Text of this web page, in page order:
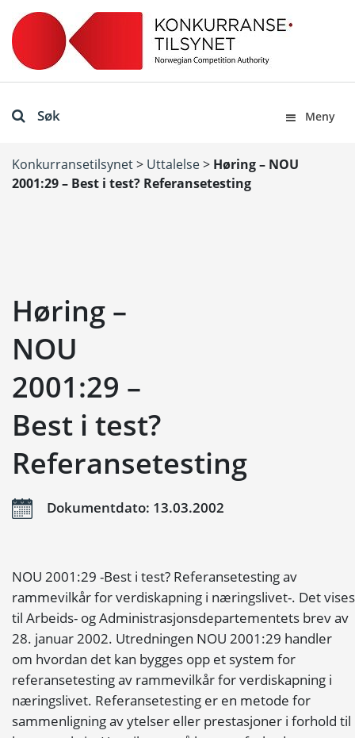
Søk Meny
Konkurransetilsynet> Uttalelse> Høring – NOU
2001:29 – Best i test? Referansetesting
Høring –
NOU
2001:29 –
Best i test?
Referansetesting
Dokumentdato: 13.03.2002
NOU 2001:29 -Best i test? Referansetesting av
rammevilkår for verdiskapning i næringslivet-. Det vises
til Arbeids- og Administrasjonsdepartementets brev av
28. januar 2002. Utredningen NOU 2001:29 handler
om hvordan det kan bygges opp et system for
referansetesting av rammevilkår for verdiskapning i
næringslivet. Referansetesting er en metode for
sammenligning av ytelser eller prestasjoner i forhold til